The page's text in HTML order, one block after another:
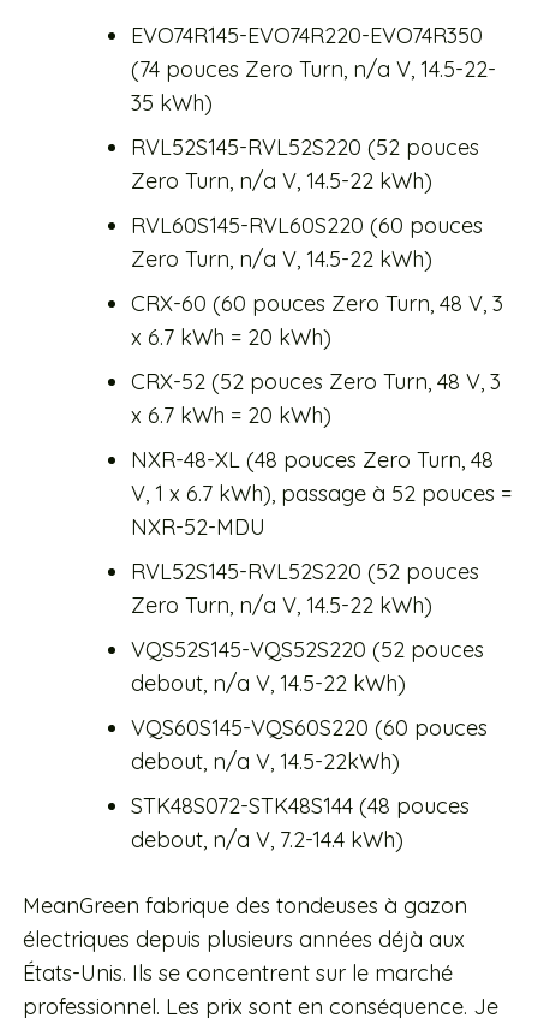
EVO74R145-EVO74R220-EVO74R350
(74 pouces Zero Turn, n/a V, 14.5-22-
35 kWh)
RVL52S145-RVL52S220 (52 pouces
Zero Turn, n/a V, 14.5-22 kWh)
RVL60S145-RVL60S220 (60 pouces
Zero Turn, n/a V, 14.5-22 kWh)
CRX-60 (60 pouces Zero Turn, 48 V, 3
x 6.7 kWh = 20 kWh)
CRX-52 (52 pouces Zero Turn, 48 V, 3
x 6.7 kWh = 20 kWh)
NXR-48-XL (48 pouces Zero Turn, 48
V, 1 x 6.7 kWh), passage à 52 pouces =
NXR-52-MDU
RVL52S145-RVL52S220 (52 pouces
Zero Turn, n/a V, 14.5-22 kWh)
VQS52S145-VQS52S220 (52 pouces
debout, n/a V, 14.5-22 kWh)
VQS60S145-VQS60S220 (60 pouces
debout, n/a V, 14.5-22kWh)
STK48S072-STK48S144 (48 pouces
debout, n/a V, 7.2-14.4 kWh)
MeanGreen fabrique des tondeuses à gazon
électriques depuis plusieurs années déjà aux
États-Unis. Ils se concentrent sur le marché
professionnel. Les prix sont en conséquence. Je